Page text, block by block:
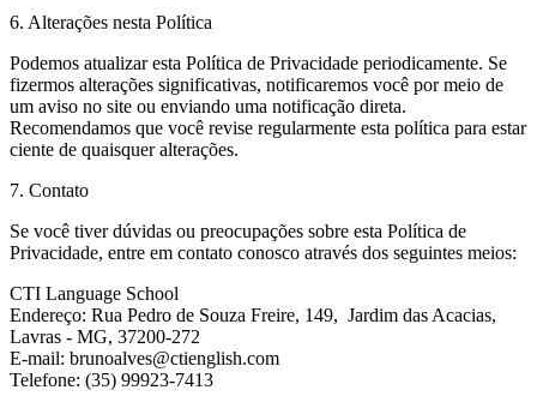
6. Alterações nesta Política
Podemos atualizar esta Política de Privacidade periodicamente. Se
fizermos alterações significativas, notificaremos você por meio de
um aviso no site ou enviando uma notificação direta.
Recomendamos que você revise regularmente esta política para estar
ciente de quaisquer alterações.
7. Contato
Se você tiver dúvidas ou preocupações sobre esta Política de
Privacidade, entre em contato conosco através dos seguintes meios:
CTI Language School
Endereço: Rua Pedro de Souza Freire, 149, Jardim das Acacias,
Lavras - MG, 37200-272
E-mail: brunoalves@ctienglish.com
Telefone: (35) 99923-7413